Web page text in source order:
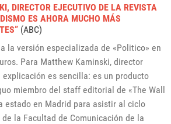
DIRECTOR EJECUTIVO DE LA REVISTA
ES AHORA MUCHO MÁS
(ABC)
la versión especializada de «Politico» en
Para Matthew Kaminski, director
es sencilla: es un producto
miembro del staff editorial de «The Wall
estado en Madrid para asistir al ciclo
de la Facultad de Comunicación de la